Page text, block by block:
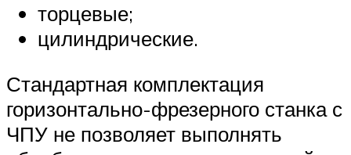
торцевые;
цилиндрические.
Стандартная комплектация
горизонтально-фрезерного станка с
ЧПУ не позволяет выполнять